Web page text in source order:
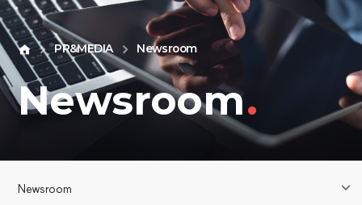
PR&MEDIA Newsroom
Newsroom.
Newsroom